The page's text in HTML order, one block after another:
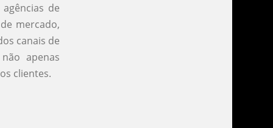
de
mercado,
canais de
apenas
clientes.